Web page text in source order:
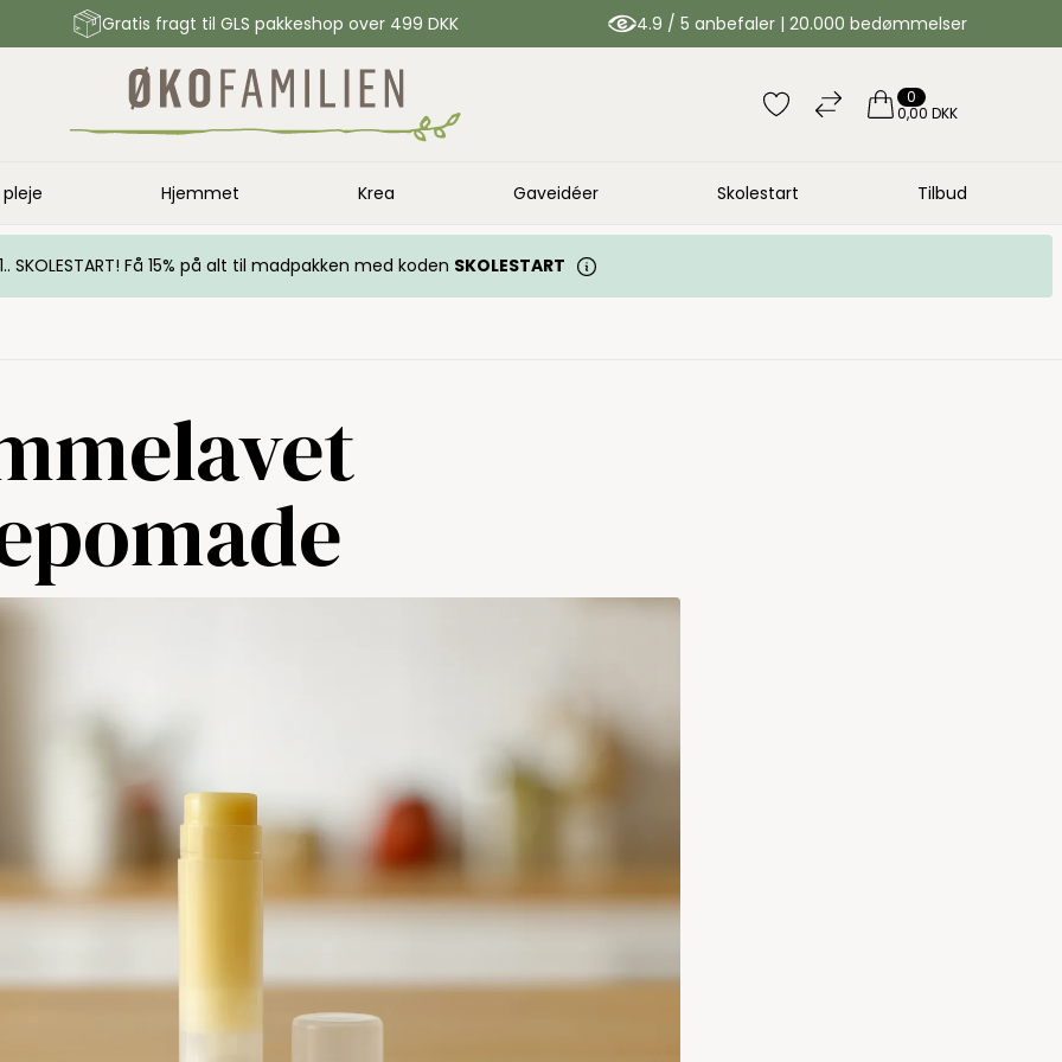
Gratis fragt til GLS pakkeshop over 499 DKK 4.9 / 5 anbefaler | 20.000 bedømmelser
0
0,00 DKK
Hjemmet Krea Gaveidéer Skolestart Tilbud
SKOLESTART! Få 15% på alt til madpakken med koden SKOLESTART